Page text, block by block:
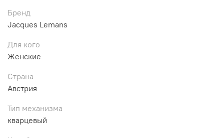
Бренд
Jacques Lemans
Для кого
Женские
Страна
Австрия
Тип механизма
кварцевый